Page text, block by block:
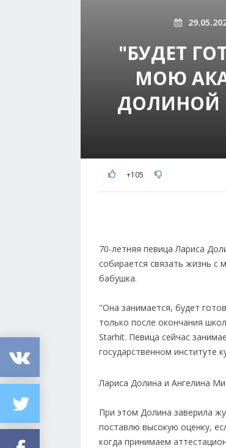
"БУДЕТ
МОЮ
ДОЛИНОЙ
+105
70-летняя певица Лариса
собирается связать жизнь с
бабушка.
"Она занимается, будет
только после окончания
Starhit. Певица сейчас
государственном институте
Лариса Долина и Ангелина
При этом Долина заверила
поставлю высокую оценку,
когда принимаем